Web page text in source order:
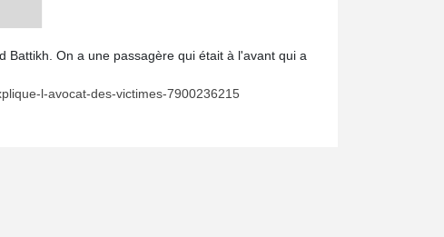
Battikh. On a une passagère qui était à l'avant qui a
l-avocat-des-victimes-7900236215